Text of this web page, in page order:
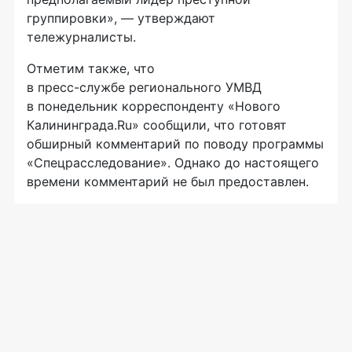
группировки», — утверждают
тележурналисты.
Отметим также, что
в пресс-службе регионального УМВД
в понедельник корреспонденту «Нового
Калининграда.Ru» сообщили, что готовят
обширный комментарий по поводу программы
«Спецрасследование». Однако до настоящего
времени комментарий не был предоставлен.